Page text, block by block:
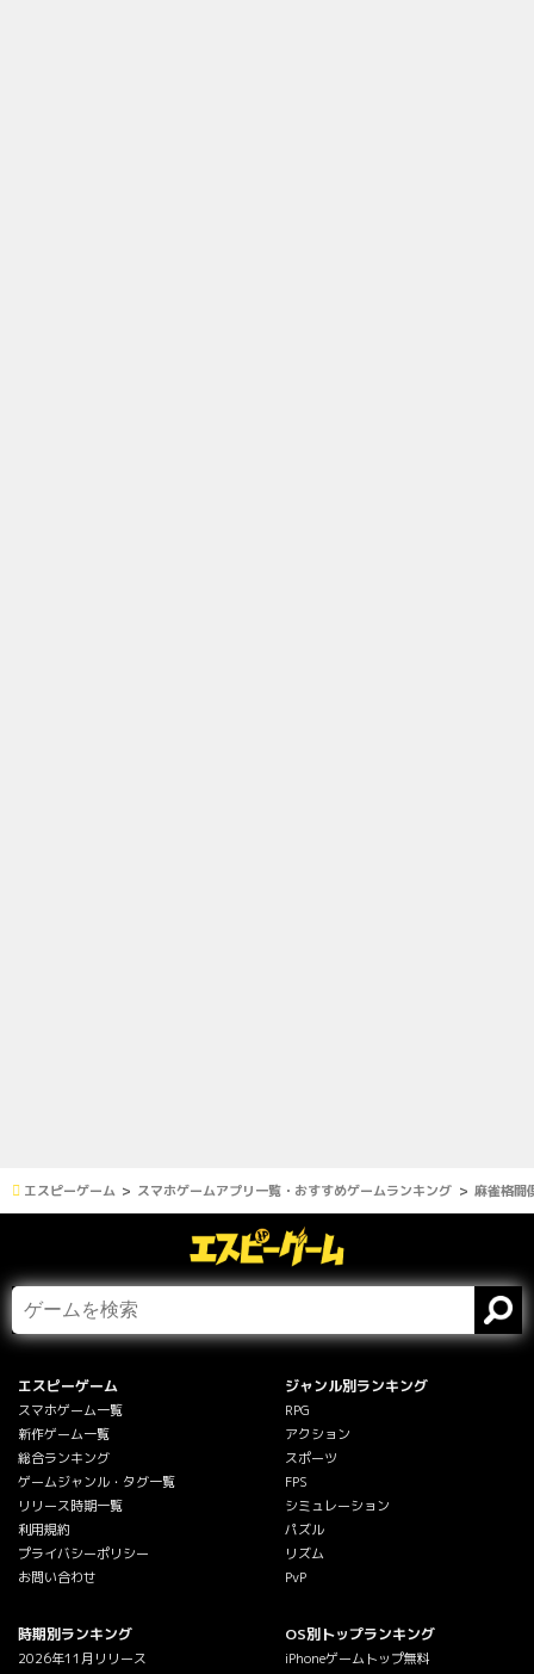
エスピーゲーム スマホゲームアプリ一覧・おすすめゲームランキング 麻雀格闘
エスピーゲーム
スマホゲーム一覧
新作ゲーム一覧
総合ランキング
ゲームジャンル・タグ一覧
リリース時期一覧
利用規約
プライバシーポリシー
お問い合わせ
ジャンル別ランキング
RPG
アクション
スポーツ
FPS
シミュレーション
パズル
リズム
PvP
時期別ランキング
2026年11月リリース
OS別トップランキング
iPhoneゲームトップ無料